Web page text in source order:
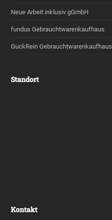
Neue Arbeit inklusiv gGmbH
fundus Gebrauchtwarenkaufhaus
GuckRein Gebrauchtwarenkaufhaus
Standort
Kontakt